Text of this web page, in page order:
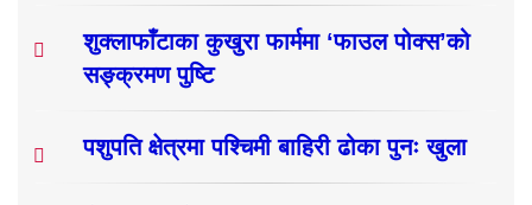
शुक्लाफाँटाका कुखुरा फार्ममा ‘फाउल पोक्स’को
सङ्क्रमण पुष्टि
पशुपति क्षेत्रमा पश्चिमी बाहिरी ढोका पुनः खुला